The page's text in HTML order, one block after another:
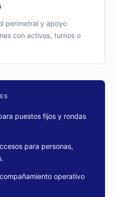
perimetral y apoyo
con activos, turnos o
puestos fijos y rondas
para personas,
operativo